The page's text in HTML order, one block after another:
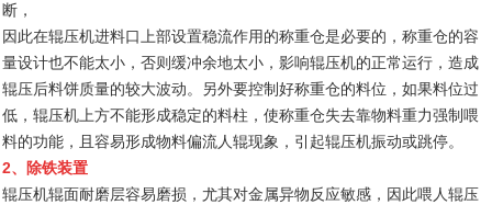
断，
因此在辊压机进料口上部设置稳流作用的称重仓是必要的，称重仓的容
量设计也不能太小，否则缓冲余地太小，影响辊压机的正常运行，造成
辊压后料饼质量的较大波动。另外要控制好称重仓的料位，如果料位过
低，辊压机上方不能形成稳定的料柱，使称重仓失去靠物料重力强制喂
料的功能，且容易形成物料偏流人辊现象，引起辊压机振动或跳停。
2、除铁装置
辊压机辊面耐磨层容易磨损，尤其对金属异物反应敏感，因此喂人辊压